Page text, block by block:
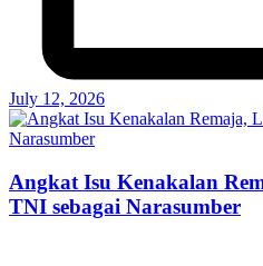
July 12, 2026
Angkat Isu Kenakalan
TNI sebagai Narasumber